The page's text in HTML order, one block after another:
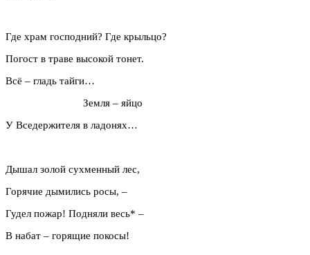
Где храм господний? Где крыльцо?
Погост в траве высокой тонет.
Всё – гладь тайги…
Земля – яйцо
У Вседержителя в ладонях…
Дышал золой сухменный лес,
Горячие дымились росы, –
Гудел пожар! Подняли весь* –
В набат – горящие покосы!